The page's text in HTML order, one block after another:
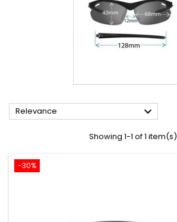
Relevance 
Showing 1-1 of 1 item(s)
-30%